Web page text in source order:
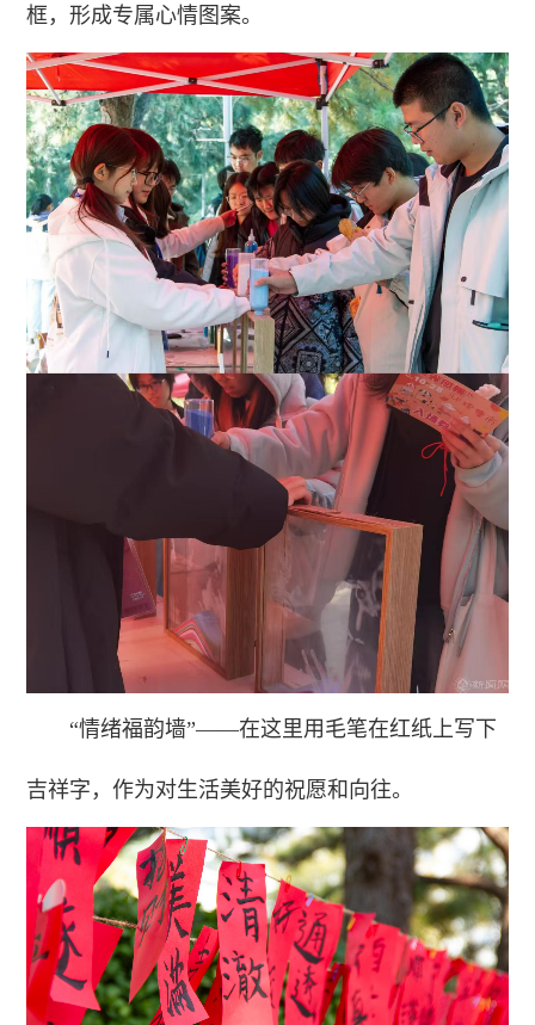
框，形成专属心情图案。
“情绪福韵墙”——在这里用毛笔在红纸上写下
吉祥字，作为对生活美好的祝愿和向往。